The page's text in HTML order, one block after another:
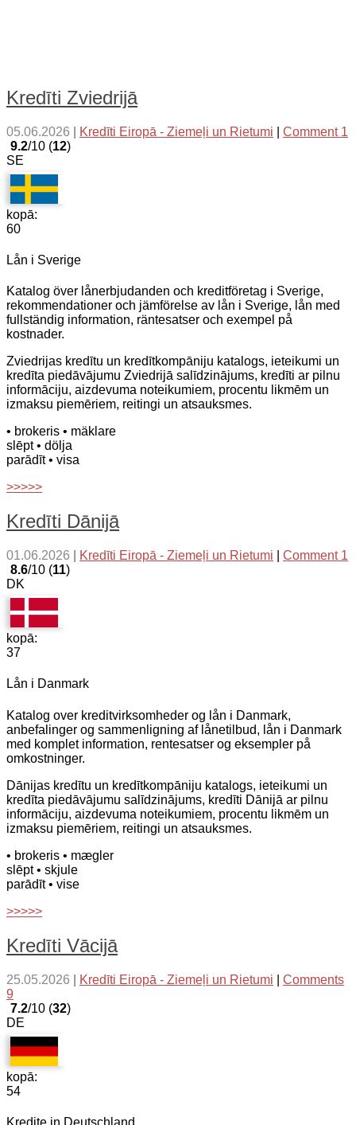
Kredīti Zviedrijā
05.06.2026 Kredīti Eiropā - Ziemeļi un Rietumi
Comment 1
9.2/10 (12)
SE
kopā:
60
Lån i Sverige
Katalog över lånerbjudanden och kreditföretag i Sverige,
rekommendationer och jämförelse av lån i Sverige, lån med
fullständig information, räntesatser och exempel på
kostnader.
Zviedrijas kredītu un kredītkompāniju katalogs, ieteikumi un
kredīta piedāvājumu Zviedrijā salīdzinājums, kredīti ar pilnu
informāciju, aizdevuma noteikumiem, procentu likmēm un
izmaksu piemēriem, reitingi un atsauksmes.
• brokeris • mäklare
slēpt• dölja
parādīt• visa
>>>>>
Kredīti Dānijā
01.06.2026 Kredīti Eiropā - Ziemeļi un Rietumi
Comment 1
8.6/10 (11)
DK
kopā:
37
Lån i Danmark
Katalog over kreditvirksomheder og lån i Danmark,
anbefalinger og sammenligning af lånetilbud, lån i Danmark
med komplet information, rentesatser og eksempler på
omkostninger.
Dānijas kredītu un kredītkompāniju katalogs, ieteikumi un
kredīta piedāvājumu salīdzinājums, kredīti Dānijā ar pilnu
informāciju, aizdevuma noteikumiem, procentu likmēm un
izmaksu piemēriem, reitingi un atsauksmes.
• brokeris • mægler
slēpt• skjule
parādīt• vise
>>>>>
Kredīti Vācijā
25.05.2026 Kredīti Eiropā - Ziemeļi un Rietumi
Comments
9
7.2/10 (32)
DE
kopā:
54
Kredite in Deutschland